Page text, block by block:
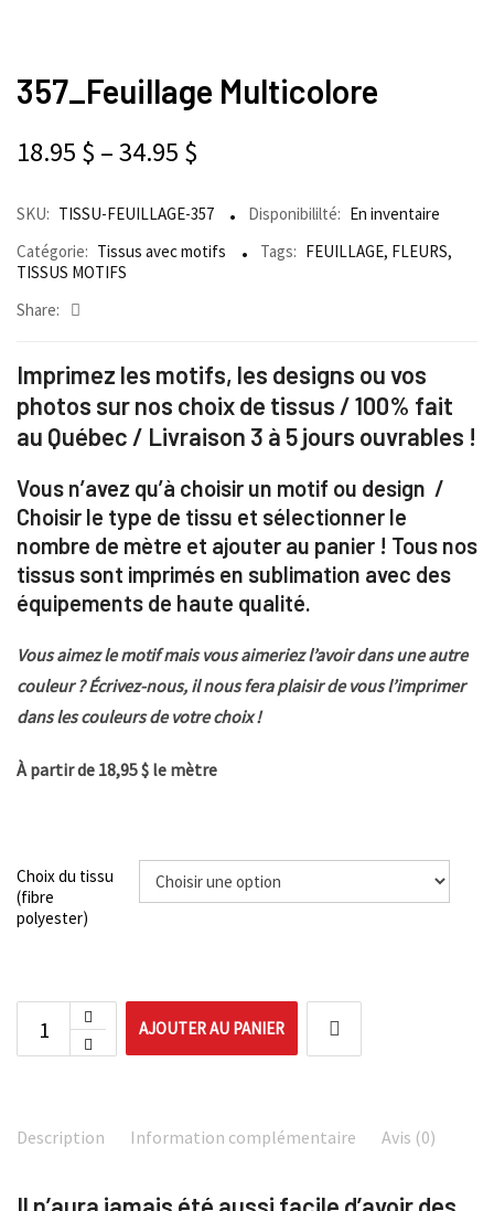
357_Feuillage Multicolore
18.95 $ –34.95 $
SKU: TISSU-FEUILLAGE-357 Disponibililté: En inventaire
Catégorie: Tissus avec motifs Tags: FEUILLAGE, FLEURS,
TISSUS MOTIFS
Share:
Imprimez les motifs, les designs ou vos
photos sur nos choix de tissus / 100% fait
au Québec / Livraison 3 à 5 jours ouvrables !
Vous n’avez qu’à choisir un motif ou design /
Choisir le type de tissu et sélectionner le
nombre de mètre et ajouter au panier ! Tous nos
tissus sont imprimés en sublimation avec des
équipements de haute qualité.
Vous aimez le motif mais vous aimeriez l’avoir dans une autre
couleur ? Écrivez-nous, il nous fera plaisir de vous l’imprimer
dans les couleurs de votre choix !
À partir de 18,95 $ le mètre
Choix du tissu
(fibre
polyester)
AJOUTER AU PANIER
Description Information complémentaire Avis (0)